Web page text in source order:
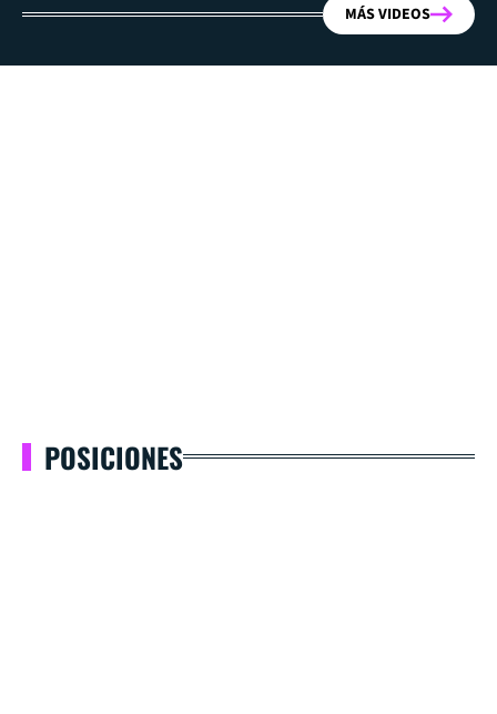
MÁS VIDEOS
POSICIONES